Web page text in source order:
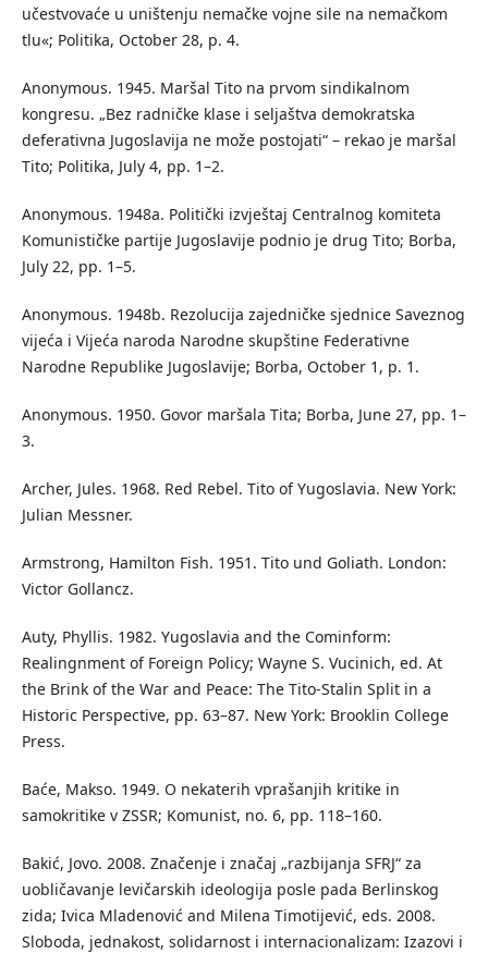
učestvovaće u uništenju nemačke vojne sile na nemačkom
tlu«; Politika, October 28, p. 4.
Anonymous. 1945. Maršal Tito na prvom sindikalnom
kongresu. „Bez radničke klase i seljaštva demokratska
deferativna Jugoslavija ne može postojati“ – rekao je maršal
Tito; Politika, July 4, pp. 1–2.
Anonymous. 1948a. Politički izvještaj Centralnog komiteta
Komunističke partije Jugoslavije podnio je drug Tito; Borba,
July 22, pp. 1–5.
Anonymous. 1948b. Rezolucija zajedničke sjednice Saveznog
vijeća i Vijeća naroda Narodne skupštine Federativne
Narodne Republike Jugoslavije; Borba, October 1, p. 1.
Anonymous. 1950. Govor maršala Tita; Borba, June 27, pp. 1–
3.
Archer, Jules. 1968. Red Rebel. Tito of Yugoslavia. New York:
Julian Messner.
Armstrong, Hamilton Fish. 1951. Tito und Goliath. London:
Victor Gollancz.
Auty, Phyllis. 1982. Yugoslavia and the Cominform:
Realingnment of Foreign Policy; Wayne S. Vucinich, ed. At
the Brink of the War and Peace: The Tito-Stalin Split in a
Historic Perspective, pp. 63–87. New York: Brooklin College
Press.
Baće, Makso. 1949. O nekaterih vprašanjih kritike in
samokritike v ZSSR; Komunist, no. 6, pp. 118–160.
Bakić, Jovo. 2008. Značenje i značaj „razbijanja SFRJ“ za
uobličavanje levičarskih ideologija posle pada Berlinskog
zida; Ivica Mladenović and Milena Timotijević, eds. 2008.
Sloboda, jednakost, solidarnost i internacionalizam: Izazovi i